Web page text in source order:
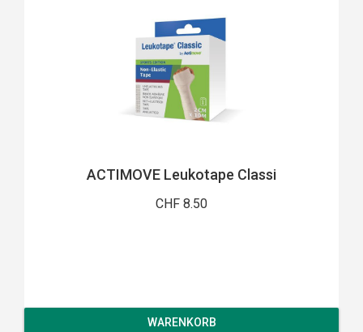
ACTIMOVE Leukotape Classi
CHF 8.50
WARENKORB